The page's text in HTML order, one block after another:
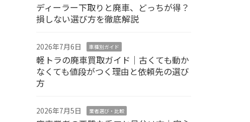
ディーラー下取りと廃車、どっちが得？
損しない選び方を徹底解説
2026年7月6日 車種別ガイド
軽トラの廃車買取ガイド｜古くても動か
なくても値段がつく理由と依頼先の選び
方
2026年7月5日 業者選び・比較